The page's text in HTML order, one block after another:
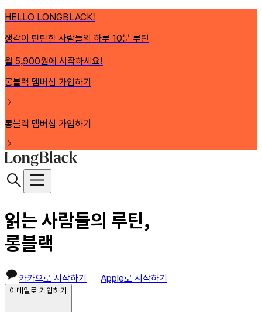
HELLO LONGBLACK!
생각이 탄탄한 사람들의 하루 10분 루틴
월 5,900원에 시작하세요!
롱블랙 멤버십 가입하기
롱블랙 멤버십 가입하기
읽는 사람들의 루틴,
롱블랙
카카오로 시작하기 Apple로 시작하기
이메일로 가입하기